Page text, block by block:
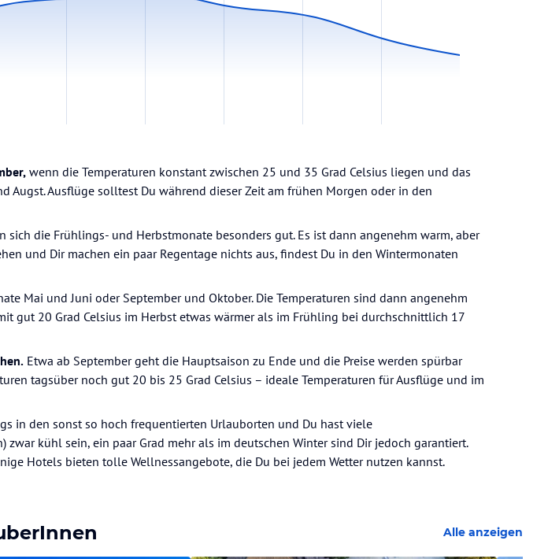
wenn die Temperaturen konstant zwischen 25 und 35 Grad Celsius liegen und das
Augst. Ausflüge solltest Du während dieser Zeit am frühen Morgen oder in den
sich die Frühlings- und Herbstmonate besonders gut. Es ist dann angenehm warm, aber
und Dir machen ein paar Regentage nichts aus, findest Du in den Wintermonaten
Mai und Juni oder September und Oktober. Die Temperaturen sind dann angenehm
gut 20 Grad Celsius im Herbst etwas wärmer als im Frühling bei durchschnittlich 17
Etwa ab September geht die Hauptsaison zu Ende und die Preise werden spürbar
tagsüber noch gut 20 bis 25 Grad Celsius – ideale Temperaturen für Ausflüge und im
in den sonst so hoch frequentierten Urlauborten und Du hast viele
kühl sein, ein paar Grad mehr als im deutschen Winter sind Dir jedoch garantiert.
Hotels bieten tolle Wellnessangebote, die Du bei jedem Wetter nutzen kannst.
Alle anzeigen